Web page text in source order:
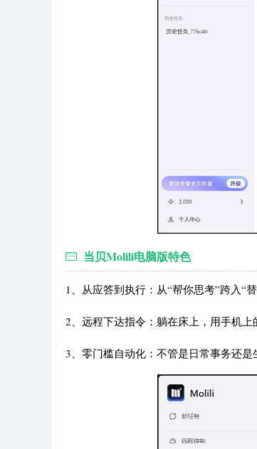
当贝Molili电脑版特色
1、从应答到执行：从“帮你思考”跨入“
2、远程下达指令：躺在床上，用手机上
3、零门槛自动化：不管是日常事务还